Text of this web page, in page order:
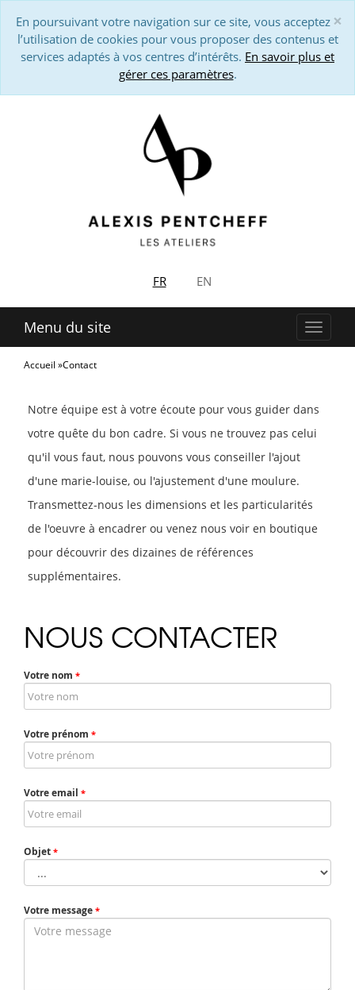
×
En poursuivant votre navigation sur ce site, vous acceptez
l’utilisation de cookies pour vous proposer des contenus et
services adaptés à vos centres d’intérêts. En savoir plus et
gérer ces paramètres.
FR EN
Menu du site
Accueil Contact
Notre équipe est à votre écoute pour vous guider dans
votre quête du bon cadre. Si vous ne trouvez pas celui
qu'il vous faut, nous pouvons vous conseiller l'ajout
d'une marie-louise, ou l'ajustement d'une moulure.
Transmettez-nous les dimensions et les particularités
de l'oeuvre à encadrer ou venez nous voir en boutique
pour découvrir des dizaines de références
supplémentaires.
NOUS CONTACTER
Votre nom *
Votre prénom *
Votre email *
Objet *
Votre message *